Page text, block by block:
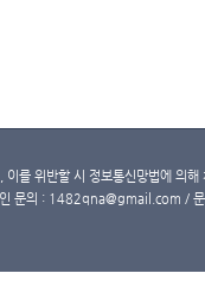
를 위반할 시 정보통신망법에 의
문의 : 1482qna@gmail.com /